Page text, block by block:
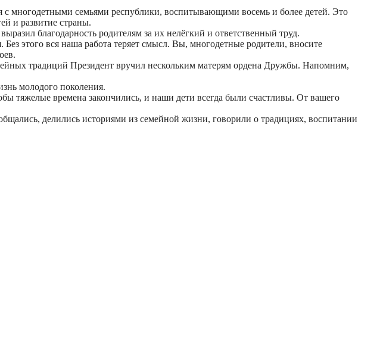
многодетными семьями республики, воспитывающими восемь и более детей. Это
и развитие страны.
благодарность родителям за их нелёгкий и ответственный труд.
этого вся наша работа теряет смысл. Вы, многодетные родители, вносите
традиций Президент вручил нескольким матерям ордена Дружбы. Напомним,
молодого поколения.
тяжелые времена закончились, и наши дети всегда были счастливы. От вашего
делились историями из семейной жизни, говорили о традициях, воспитании